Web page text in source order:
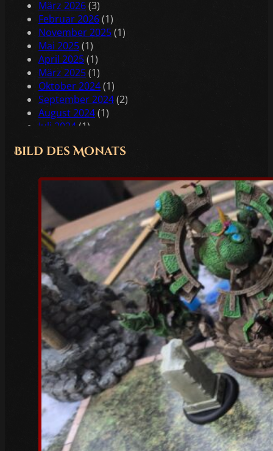
März 2026(3)
Februar 2026(1)
November 2025(1)
Mai 2025(1)
April 2025(1)
März 2025(1)
Oktober 2024(1)
September 2024(2)
August 2024(1)
Juli 2024 (1)
Mai 2024(2)
Februar 2024(1)
Januar 2024
Dezember 2023(1)
November 2023(1)
Oktober 2023(3)
Juli 2023(1)
Juni 2023 (1)
Mai 2023(5)
April 2023(3)
März 2023(6)
Februar 2023(4)
Januar 2023
(5)
Dezember 2022(4)
November 2022(4)
Oktober 2022(5)
Bild des Monats